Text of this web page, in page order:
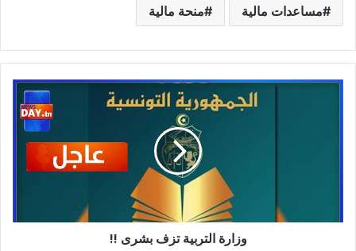
مساعدات مالية منحة مالية
وزارة
وزارة التربية تزف بشرى !!